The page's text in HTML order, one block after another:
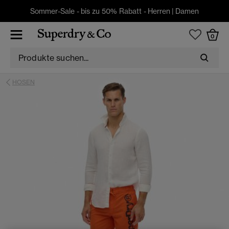
Sommer-Sale - bis zu 50% Rabatt - Herren | Damen
0
HOSEN